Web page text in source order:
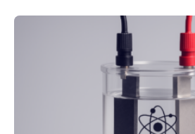
Industrie. In Zukunft wird das
Roboter-Teams eigentlich
allem wie? „Uns interessiert, ob
dem Roboter anders sprechen als
anderen Menschen“, so die
Prof. Dr. Christina Sanchez-